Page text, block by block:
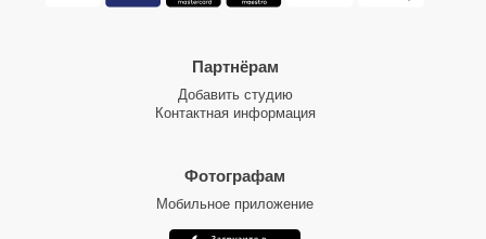
Партнёрам
Добавить студию
Контактная информация
Фотографам
Мобильное приложение